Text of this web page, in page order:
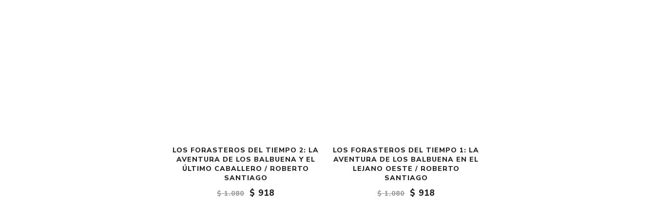
LOS FORASTEROS DEL TIEMPO 2: LA
AVENTURA DE LOS BALBUENA Y EL
ÚLTIMO CABALLERO / ROBERTO
SANTIAGO
$ 1.080
$ 918
LOS FORASTEROS DEL TIEMPO 1: LA
AVENTURA DE LOS BALBUENA EN EL
LEJANO OESTE / ROBERTO
SANTIAGO
$ 1.080
$ 918